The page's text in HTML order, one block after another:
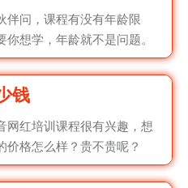
伴问，课程有没有年龄限
你想学，年龄就不是问题。
钱
网红培训课程很有兴趣，想
价格怎么样？贵不贵呢？